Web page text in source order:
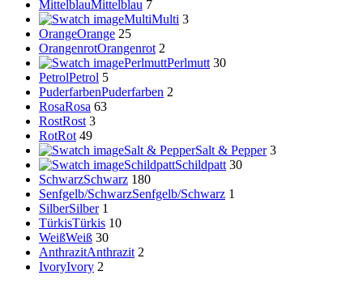
MittelblauMittelblau 7
MultiMulti 3
OrangeOrange 25
OrangenrotOrangenrot 2
PerlmuttPerlmutt 30
PetrolPetrol 5
PuderfarbenPuderfarben 2
RosaRosa 63
RostRost 3
RotRot 49
Salt & PepperSalt & Pepper 3
SchildpattSchildpatt 30
SchwarzSchwarz 180
Senfgelb/SchwarzSenfgelb/Schwarz 1
SilberSilber 1
TürkisTürkis 10
WeißWeiß 30
AnthrazitAnthrazit 2
IvoryIvory 2